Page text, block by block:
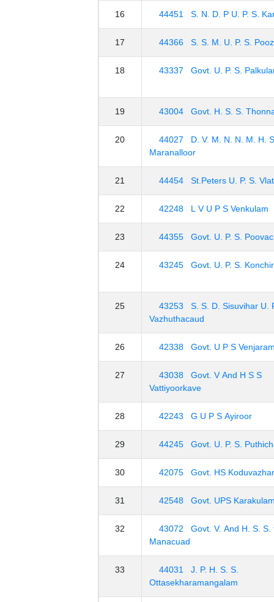
16 44451 S. N. D. P U. P. S.
17 44366 S. S. M. U. P. S.
18 43337 Govt. U. P. S.
19 43004 Govt. H. S. S.
20
44027 D. V. M. N. N. M. H.
Maranalloor
21 44454 St.Peters U. P. S.
22 42248 L V U P S Venkulam
23 44355 Govt. U. P. S.
24 43245 Govt. U. P. S.
25
43253 S. S. D. Sisuvihar U.
Vazhuthacaud
26 42338 Govt. U P S
27
43038 Govt. V And H S S
Vattiyoorkave
28 42243 G U P S Ayiroor
29 44245 Govt. U. P. S.
30 42075 Govt. HS
31 42548 Govt. UPS
32
43072 Govt. V. And H. S. S.
Manacuad
33
44031 J. P. H. S. S.
Ottasekharamangalam